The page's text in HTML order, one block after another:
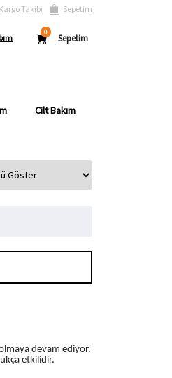
Takibi Sepetim
Sepetim
0
Cilt Bakım
devam ediyor.
etkilidir.